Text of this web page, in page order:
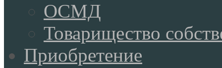
ОСМД
Товарищество
Приобретение